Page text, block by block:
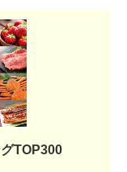
TOP300